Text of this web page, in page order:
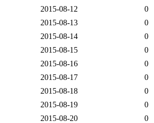
2015-08-12
0
2015-08-13
0
2015-08-14
0
2015-08-15
0
2015-08-16
0
2015-08-17
0
2015-08-18
0
2015-08-19
0
2015-08-20
0